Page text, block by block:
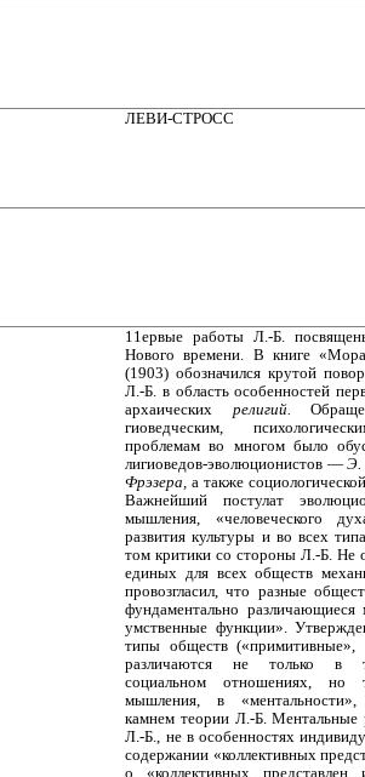
ЛЕВИ-СТРОСС
11ервые работы Л.-Б.
Нового времени. В книге
(1903) обозначился крутой
Л.-Б. в область особенностей
архаических религий.
гиоведческим,
проблемам во многом было
лигиоведов-эволюционистов —Э.
Фрэзера,а также
Важнейший постулат
мышления, «человеческого
развития культуры и во всех
том критики со стороны Л.-Б. Не
единых для всех обществ
провозгласил, что разные
фундаментально
умственные функции».
типы обществ
различаются не только в
социальном отношениях, но
мышления, в «ментальности»,
камнем теории Л.-Б. Ментальные
Л.-Б., не в особенностях
содержании «коллективных
о «коллективных